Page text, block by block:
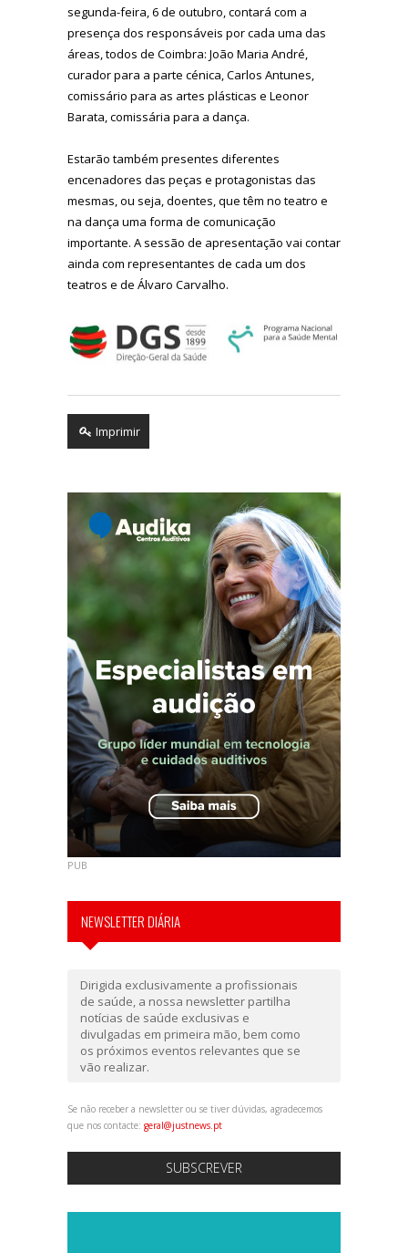
segunda-feira, 6 de outubro, contará com a
presença dos responsáveis por cada uma das
áreas, todos de Coimbra: João Maria André,
curador para a parte cénica, Carlos Antunes,
comissário para as artes plásticas e Leonor
Barata, comissária para a dança.
Estarão também presentes diferentes
encenadores das peças e protagonistas das
mesmas, ou seja, doentes, que têm no teatro e
na dança uma forma de comunicação
importante. A sessão de apresentação vai contar
ainda com representantes de cada um dos
teatros e de Álvaro Carvalho.
Imprimir
PUB
NEWSLETTER DIÁRIA
Dirigida exclusivamente a profissionais
de saúde, a nossa newsletter partilha
notícias de saúde exclusivas e
divulgadas em primeira mão, bem como
os próximos eventos relevantes que se
vão realizar.
Se não receber a newsletter ou se tiver dúvidas, agradecemos
que nos contacte: geral@justnews.pt
SUBSCREVER